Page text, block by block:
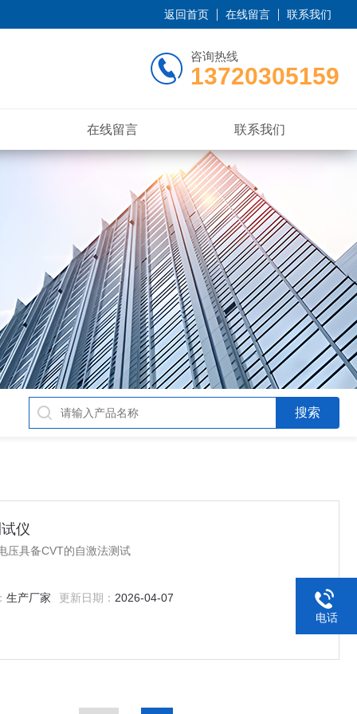
返回首页 在线留言 联系我们
咨询热线
13720305159
在线留言 联系我们
仪
压具备CVT的自激法测试
生产厂家 更新日期： 2026-04-07
电话